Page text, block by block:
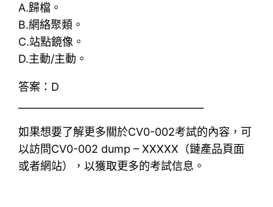
A.歸檔。
B.網絡聚類。
C.站點鏡像。
D.主動/主動。
答案：D
如果想要了解更多關於CV0-002考試的內容，可
以訪問CV0-002 dump – XXXXX（鏈產品頁面
或者網站），以獲取更多的考試信息。